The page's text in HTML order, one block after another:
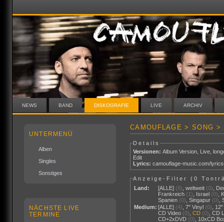
NEWS BAND DISKOGRAFIE LIVE ARCHIV
UNTERMENÜ
Alben
Singles
Sonstiges
NÄCHSTE LIVE
TERMINE
CAMOUFLAGE > SONG >
Details
Versionen: Album Version, Live,
Edit
Lyrics: camouflage-music.com/
Anzeige-Filter (0
Land:
[ALLE] (8) ,weltweit (0)
Frankreich (1) Israel (0)
Spanien (0) ,Singapur (0) ,
Medium: [ALLE] (4) ,7" Vinyl (0)
CD Video (0) ,CD (0) ,CD
CD+2xDVD (0)
10xCD